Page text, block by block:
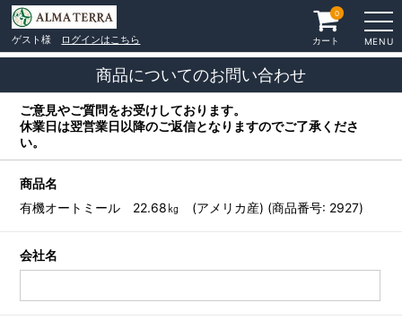
ゲスト様 ログインはこちら MENU
カート
0
商品についてのお問い合わせ
ご意見やご質問をお受けしております。
休業日は翌営業日以降のご返信となりますのでご了承くださ
い。
商品名
有機オートミール 22.68㎏ (アメリカ産) (商品番号: 2927)
会社名